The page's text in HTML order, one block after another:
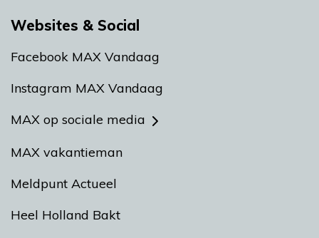
Websites & Social
Facebook MAX Vandaag
Instagram MAX Vandaag
MAX op sociale media
MAX vakantieman
Meldpunt Actueel
Heel Holland Bakt